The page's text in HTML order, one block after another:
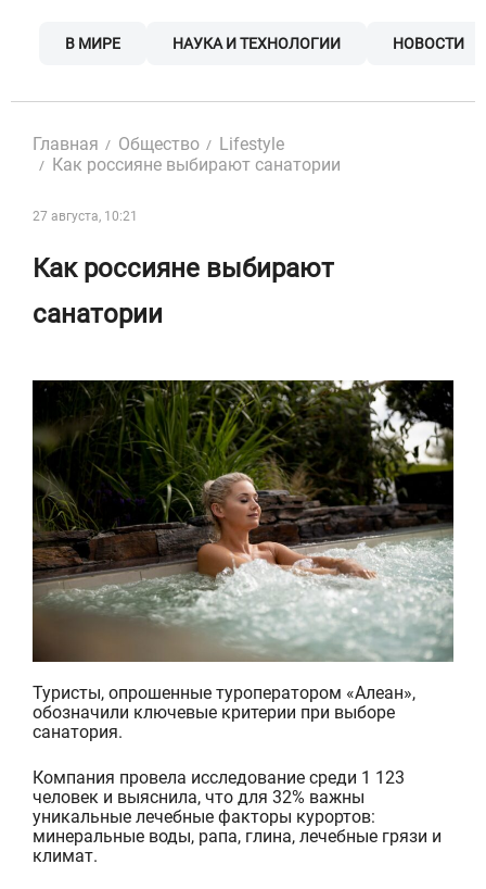
В МИРЕ НАУКА И ТЕХНОЛОГИИ НОВОСТИ
Главная Общество
Lifestyle
Как россияне выбирают санатории
27 августа, 10:21
Как россияне выбирают
санатории
Туристы, опрошенные туроператором «Алеан»,
обозначили ключевые критерии при выборе
санатория.
Компания провела исследование среди 1 123
человек и выяснила, что для 32% важны
уникальные лечебные факторы курортов:
минеральные воды, рапа, глина, лечебные грязи и
климат.